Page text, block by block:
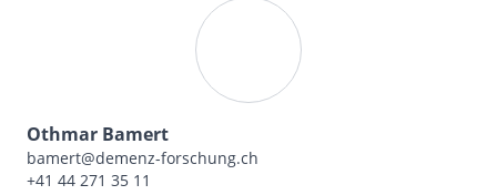
Othmar Bamert
bamert@demenz-forschung.ch
+41 44 271 35 11